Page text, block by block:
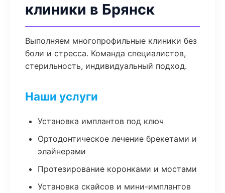
клиники в Брянск
Выполняем многопрофильные клиники без
боли и стресса. Команда специалистов,
стерильность, индивидуальный подход.
Наши услуги
Установка имплантов под ключ
Ортодонтическое лечение брекетами и
элайнерами
Протезирование коронками и мостами
Установка скайсов и мини-имплантов